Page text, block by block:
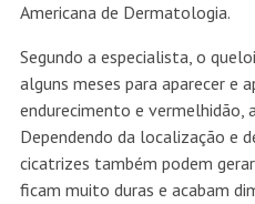
Americana de Dermatologia.
Segundo a especialista, o
alguns meses para aparecer e
endurecimento e vermelhidão,
Dependendo da localização e
cicatrizes também podem
ficam muito duras e acabam